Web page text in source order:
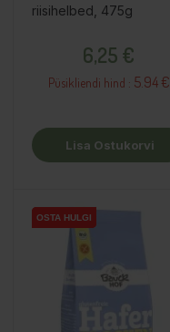
riisihelbed, 475g
6,25 €
Püsikliendi hind : 5.94 €
Lisa Ostukorvi
OSTA HULGI
OSTA HULGI
OSTA HULGI